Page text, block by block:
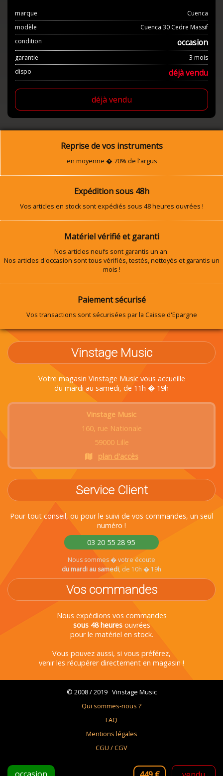
marque
Cuenca
modèle
Cuenca 30 Cedre Massif
condition
occasion
garantie
3 mois
dispo
déjà vendu
déjà vendu
Reprise de vos instruments
en moyenne � 70% de l'argus
Expédition sous 48h
Vos articles en stock sont expédiés sous 48 heures ouvrées !
Matériel vérifié et garanti
Nos articles neufs sont garantis un an.
Nos articles d'occasion sont tous vérifiés, testés, nettoyés et garantis un
mois !
Paiement sécurisé
Vos transactions sont sécurisées par la Caisse d'Epargne
Vinstage Music
Votre magasin Vinstage Music vous accueille
du mardi au samedi, de 11h � 19h
Vinstage Music
160, rue Nationale
59000 Lille
plan d'accès
Service Client
Pour tout conseil, ou pour le suivi de vos commandes, un seul
numéro !
03 20 55 28 95
Nous sommes � votre écoute
du mardi au samedi, de 10h � 19h
Vos commandes
Nous expédions vos commandes
sous 48 heuresouvrées
pour le matériel en stock.
Vous pouvez aussi, si vous préférez,
venir les récupérer directement en magasin !
© 2008 / 2019 Vinstage Music
Qui sommes-nous ?
FAQ
Mentions légales
CGU / CGV